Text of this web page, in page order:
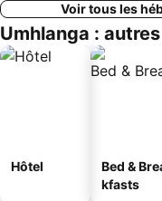
Voir tous les
Umhlanga :
Hôtel
Bed &
kfasts